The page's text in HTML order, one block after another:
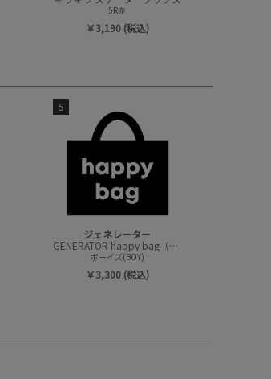
5R赤
￥3,190 (税込)
5
ジェネレーター
GENERATOR happy bag（ハッピーバック）
ボーイズ(BOY)
￥3,300 (税込)